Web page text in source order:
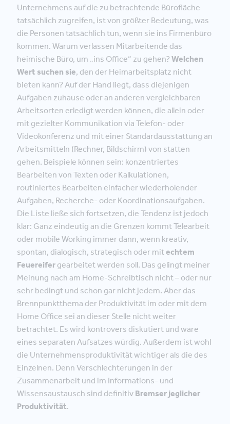
Unternehmens auf die zu betrachtende Bürofläche
tatsächlich zugreifen, ist von größter Bedeutung, was
die Personen tatsächlich tun, wenn sie ins Firmenbüro
kommen. Warum verlassen Mitarbeitende das
heimische Büro, um „ins Office“ zu gehen? Welchen
Wert suchen sie, den der Heimarbeitsplatz nicht
bieten kann? Auf der Hand liegt, dass diejenigen
Aufgaben zuhause oder an anderen vergleichbaren
Arbeitsorten erledigt werden können, die allein oder
mit gezielter Kommunikation via Telefon- oder
Videokonferenz und mit einer Standardausstattung an
Arbeitsmitteln (Rechner, Bildschirm) von statten
gehen. Beispiele können sein: konzentriertes
Bearbeiten von Texten oder Kalkulationen,
routiniertes Bearbeiten einfacher wiederholender
Aufgaben, Recherche- oder Koordinationsaufgaben.
Die Liste ließe sich fortsetzen, die Tendenz ist jedoch
klar: Ganz eindeutig an die Grenzen kommt Telearbeit
oder mobile Working immer dann, wenn kreativ,
spontan, dialogisch, strategisch oder mit echtem
Feuereifer gearbeitet werden soll. Das gelingt meiner
Meinung nach am Home-Schreibtisch nicht – oder nur
sehr bedingt und schon gar nicht jedem. Aber das
Brennpunktthema der Produktivität im oder mit dem
Home Office sei an dieser Stelle nicht weiter
betrachtet. Es wird kontrovers diskutiert und wäre
eines separaten Aufsatzes würdig. Außerdem ist wohl
die Unternehmensproduktivität wichtiger als die des
Einzelnen. Denn Verschlechterungen in der
Zusammenarbeit und im Informations- und
Wissensaustausch sind definitiv Bremser jeglicher
Produktivität.